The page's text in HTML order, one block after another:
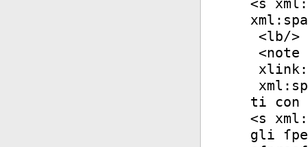
<s
<lb/>
<note
ti con
<s
gli